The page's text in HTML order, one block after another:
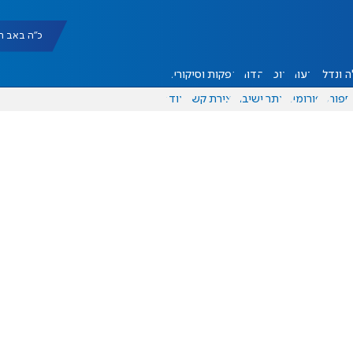
כ"ה באב תשפ"ו
ונדל"ן דעות אוכל יהדות הפקות וסיקורים
ספורט פורומים אתר ישיבה יצירת קשר עוד